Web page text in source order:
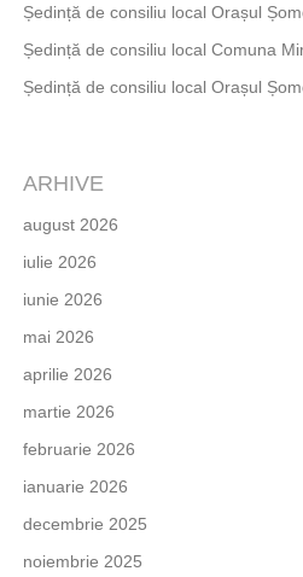
Ședință de consiliu local Orașul
Ședință de consiliu local Comuna
Ședință de consiliu local Orașul
ARHIVE
august 2026
iulie 2026
iunie 2026
mai 2026
aprilie 2026
martie 2026
februarie 2026
ianuarie 2026
decembrie 2025
noiembrie 2025